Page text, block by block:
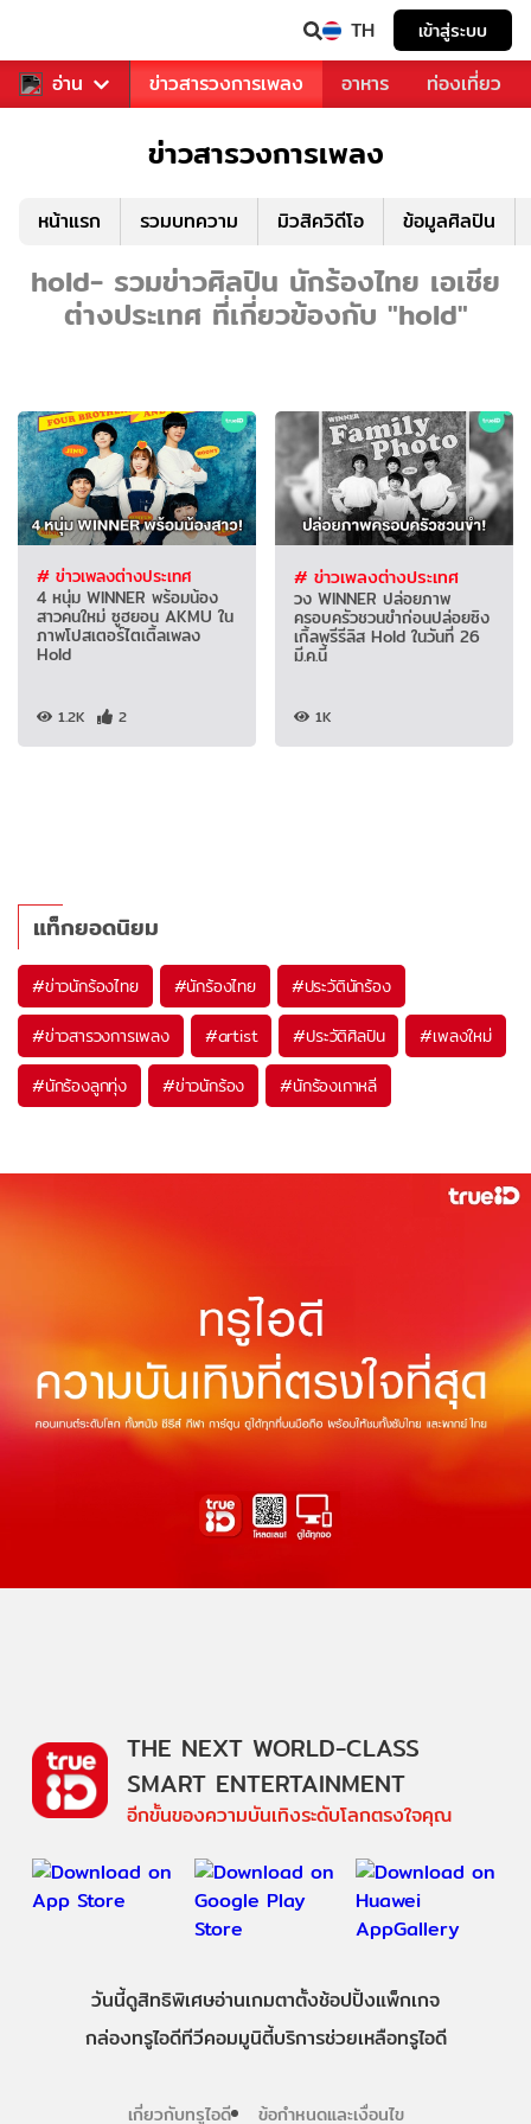
TH เข้าสู่ระบบ
อ่าน
ข่าวบันเทิง ข่าวสารวงการเพลง อาหาร ท่องเที่ยว
ข่าวสารวงการเพลง
หน้าแรก รวมบทความ มิวสิควิดีโอ ข้อมูลศิลปิน
hold- รวมข่าวศิลปิน นักร้องไทย เอเชีย
ต่างประเทศ ที่เกี่ยวข้องกับ "hold"
# ข่าวเพลงต่างประเทศ
4 หนุ่ม WINNER พร้อมน้อง
สาวคนใหม่ ซูฮยอน AKMU ใน
ภาพโปสเตอร์ไตเติ้ลเพลง
Hold
1.2K 2
# ข่าวเพลงต่างประเทศ
วง WINNER ปล่อยภาพ
ครอบครัวชวนขำก่อนปล่อยซิง
เกิ้ลพรีรีลิส Hold ในวันที่ 26
มี.ค.นี้
1K
แท็กยอดนิยม
#ข่าวนักร้องไทย #นักร้องไทย #ประวัตินักร้อง
#ข่าวสารวงการเพลง #artist #ประวัติศิลปิน #เพลงใหม่
#นักร้องลูกทุ่ง #ข่าวนักร้อง #นักร้องเกาหลี
THE NEXT WORLD-CLASS
SMART ENTERTAINMENT
อีกขั้นของความบันเทิงระดับโลกตรงใจคุณ
วันนี้ดูสิทธิพิเศษอ่านเกมตาตั้งช้อปปิ้งแพ็กเกจ
กล่องทรูไอดีทีวีคอมมูนิตี้บริการช่วยเหลือทรูไอดี
เกี่ยวกับทรูไอดี ข้อกำหนดและเงื่อนไข